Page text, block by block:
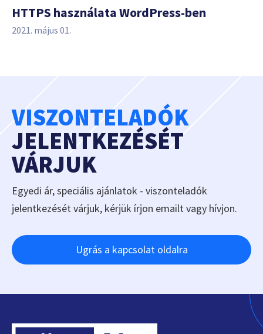
HTTPS használata WordPress-ben
2021. május 01.
VISZONTELADÓK
JELENTKEZÉSÉT
VÁRJUK
Egyedi ár, speciális ajánlatok - viszonteladók
jelentkezését várjuk, kérjük írjon emailt vagy hívjon.
Ugrás a kapcsolat oldalra